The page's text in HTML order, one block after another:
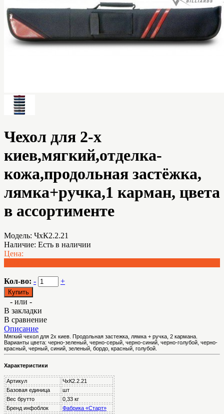
Чехол для 2-х
киев,мягкий,отделка-
кожа,продольная застёжка,
лямка+ручка,1 карман, цвета
в ассортименте
Модель: ЧхК2.2.21
Наличие: Есть в наличии
Цена:
Кол-во: - +
- или -
В закладки
В сравнение
Описание
Мягкий чехол для 2х киев. Продольная застежка, лямка + ручка, 2 кармана.
Варианты цвета: черно-зеленый, черно-серый, черно-синий, черно-голубой, черно-
красный, черный, синий, зеленый, бордо, красный, голубой.
Характеристики
Артикул
ЧхК2.2.21
Базовая единица
шт
Вес брутто
0,33 кг
Бренд инфоблок
Фабрика «Старт»